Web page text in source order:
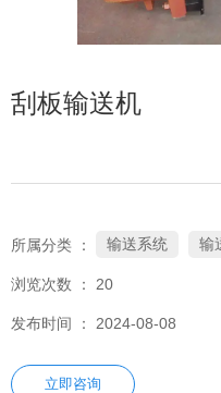
刮板输送机
所属分类 ： 输送系统 输
浏览次数 ： 20
发布时间 ： 2024-08-08
立即咨询